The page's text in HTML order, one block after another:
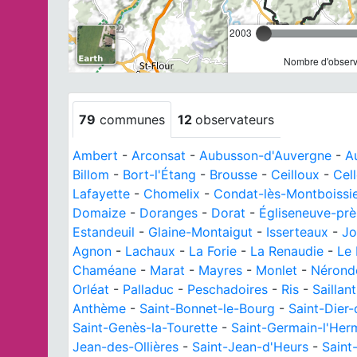
2003
Nombre
79 communes 12 observateurs
Ambert - Arconsat - Aubusson-d'Auvergne -
Billom - Bort-l'Étang - Brousse - Ceilloux -
Lafayette - Chomelix - Condat-lès-
Domaize - Doranges - Dorat - Égliseneuve-
Estandeuil - Glaine-Montaigut - Isserteaux -
Agnon - Lachaux - La Forie - La Renaudie - Le
Chaméane - Marat - Mayres - Monlet -
Orléat - Palladuc - Peschadoires - Ris - Saillant
Anthème - Saint-Bonnet-le-Bourg - Saint-
Saint-Genès-la-Tourette - Saint-Germain-
Jean-des-Ollières - Saint-Jean-d'Heurs -